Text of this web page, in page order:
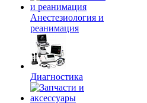
Анестезиология и
реанимация
Диагностика